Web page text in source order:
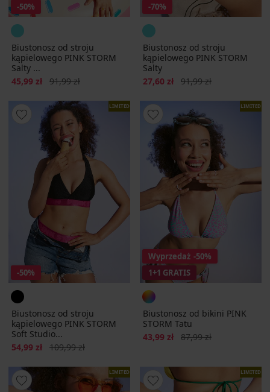
-50%
Biustonosz od stroju
kąpielowego PINK STORM
Salty ...
Zniżka
45,99 zł Pierwotna cena
91,99 zł
-70%
Biustonosz od stroju
kąpielowego PINK STORM
Salty
Zniżka
27,60 zł Pierwotna cena
91,99 zł
LIMITED
-50%
Biustonosz od stroju
kąpielowego PINK STORM
Soft Studio...
Zniżka
54,99 zł Pierwotna cena
109,99 zł
LIMITED
Wyprzedaż -50%
1+1 GRATIS
Biustonosz od bikini PINK
STORM Tatu
Zniżka
43,99 zł Pierwotna cena
87,99 zł
LIMITED LIMITED